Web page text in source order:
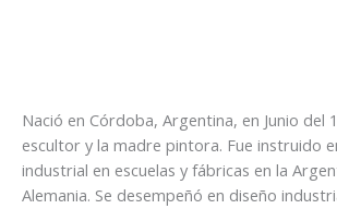
Nació en Córdoba, Argentina, en Junio del
escultor y la madre pintora. Fue instruido
industrial en escuelas y fábricas en la
Alemania. Se desempeñó en diseño